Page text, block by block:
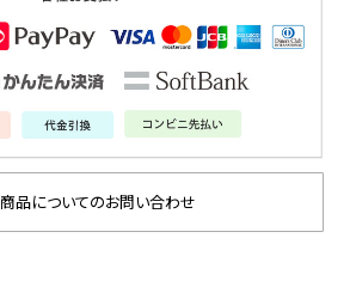
商品についてのお問い合わせ